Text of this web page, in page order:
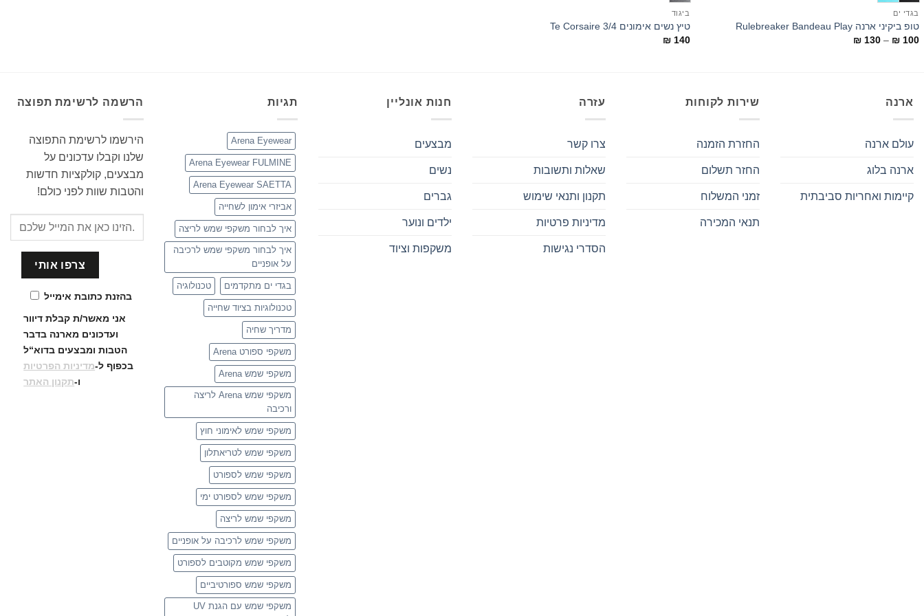
בגדי ים
טופ ביקיני ארנה Rulebreaker Bandeau Play
₪ 100
–
₪ 130
ביגוד
טיץ נשים אימונים 3/4 Te Corsaire
₪140
ארנה
עולם ארנה
ארנה בלוג
קיימות ואחריות סביבתית
שירות לקוחות
החזרת הזמנה
החזר תשלום
זמני המשלוח
תנאי המכירה
עזרה
צרו קשר
שאלות ותשובות
תקנון ותנאי שימוש
מדיניות פרטיות
הסדרי נגישות
חנות אונליין
מבצעים
נשים
גברים
ילדים ונוער
משקפות וציוד
תגיות
Arena Eyewear
Arena Eyewear FULMINE
Arena Eyewear SAETTA
אביזרי אימון לשחייה
איך לבחור משקפי שמש לריצה
איך לבחור משקפי שמש לרכיבה
על אופניים
בגדי ים מתקדמים טכנולוגיה
טכנולוגיות בציוד שחייה
מדריך שחיה
משקפי ספורט Arena
משקפי שמש Arena
משקפי שמש Arena לריצה
ורכיבה
משקפי שמש לאימוני חוץ
משקפי שמש לטריאתלון
משקפי שמש לספורט
משקפי שמש לספורט ימי
משקפי שמש לריצה
משקפי שמש לרכיבה על אופניים
משקפי שמש מקוטבים לספורט
משקפי שמש ספורטיביים
משקפי שמש עם הגנת UV
הרשמה לרשימת תפוצה
הירשמו לרשימת התפוצה
שלנו וקבלו עדכונים על
מבצעים, קולקציות חדשות
והטבות שוות לפני כולם!
בהזנת כתובת אימייל
אני מאשר/ת קבלת דיוור
ועדכונים מארנה בדבר
הטבות ומבצעים בדוא“ל
בכפוף ל-מדיניות הפרטיות
ו-תקנון האתר